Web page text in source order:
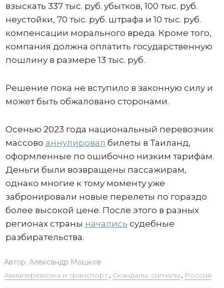
взыскать 337 тыс. руб. убытков, 100 тыс. руб.
неустойки, 70 тыс. руб. штрафа и 10 тыс. руб.
компенсации морального вреда. Кроме того,
компания должна оплатить государственную
пошлину в размере 13 тыс. руб.
Решение пока не вступило в законную силу и
может быть обжаловано сторонами.
Осенью 2023 года национальный перевозчик
массово аннулировал билеты в Таиланд,
оформленные по ошибочно низким тарифам.
Деньги были возвращены пассажирам,
однако многие к тому моменту уже
забронировали новые перелеты по гораздо
более высокой цене. После этого в разных
регионах страны начались судебные
разбирательства.
Автор: Александр Мошков
Авиаперевозка и транспорт, Скандалы, сигналы , Россия